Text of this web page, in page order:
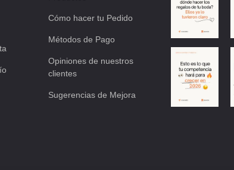
Cómo hacer tu Pedido
Métodos de Pago
Opiniones de nuestros
clientes
Sugerencias de Mejora